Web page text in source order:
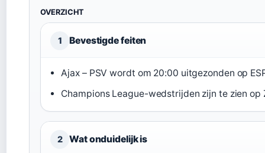
OVERZICHT
1 Bevestigde feiten
Ajax – PSV wordt om 20:00 uitgezonden op
Champions League-wedstrijden zijn te zien op
2 Wat onduidelijk is